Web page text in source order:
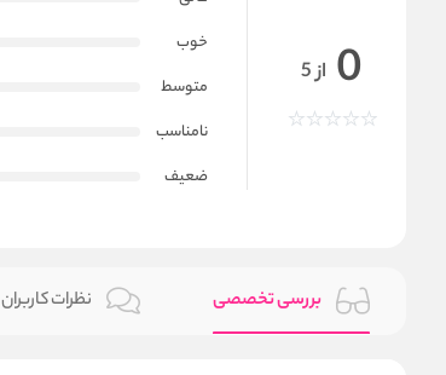
0 از 5
خوب
متوسط
نامناسب
ضعیف
بررسی تخصصی نظرات کاربران